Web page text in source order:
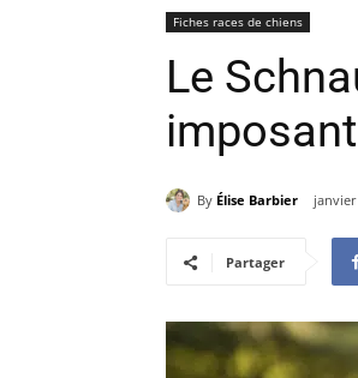
Fiches races de chiens
Le
By Élise Barbier janvier
Partager